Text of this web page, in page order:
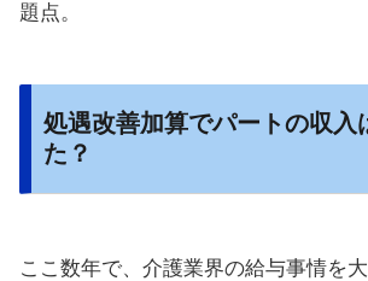
題点。
処遇改善加算でパートの収入
た？
ここ数年で、介護業界の給与事情を